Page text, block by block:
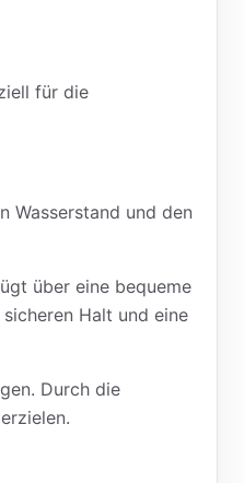
für die
Wasserstand und den
über eine bequeme
Halt und eine
Durch die